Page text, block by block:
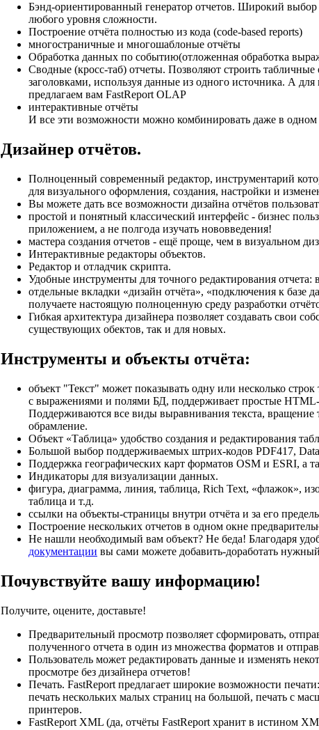
Бэнд-ориентированный генератор отчетов. Широкий выбор
любого уровня сложности.
Построение отчёта полностью из кода (code-based reports)
многостраничные и многошаблоные отчёты
Обработка данных по событию(отложенная обработка
Сводные (кросс-таб) отчеты. Позволяют строить
заголовками, используя данные из одного источника. А
предлагаем вам FastReport OLAP
интерактивные отчёты
И все эти возможности можно комбинировать даже в одном
Дизайнер отчётов.
Полноценный современный редактор, инструментарий
для визуального оформления, создания, настройки и
Вы можете дать все возможности дизайна отчётов
простой и понятный классический интерфейс - бизнес
приложением, а не полгода изучать нововведения!
мастера создания отчетов - ещё проще, чем в визуальном
Интерактивные редакторы объектов.
Редактор и отладчик скрипта.
Удобные инструменты для точного редактирования
отдельные вкладки «дизайн отчёта», «подключения к базе
получаете настоящую полноценную среду разработки
Гибкая архитектура дизайнера позволяет создавать свои
существующих обектов, так и для новых.
Инструменты и объекты отчёта:
объект "Текст" может показывать одну или несколько
с выражениями и полями БД, поддерживает простые HTML-
Поддерживаются все виды выравнивания текста, вращение
обрамление.
Объект «Таблица» удобство создания и редактирования
Большой выбор поддерживаемых штрих-кодов PDF417,
Поддержка географических карт форматов OSM и ESRI, а
Индикаторы для визуализации данных.
фигура, диаграмма, линия, таблица, Rich Text, «флажок»,
таблица и т.д.
ссылки на объекты-страницы внутри отчёта и за его
Построение нескольких отчетов в одном окне
Не нашли необходимый вам объект? Не беда! Благодаря
документации вы сами можете добавить-доработать
Почувствуйте вашу информацию!
Получите, оцените, доставьте!
Предварительный просмотр позволяет сформировать,
полученного отчета в один из множества форматов и
Пользователь может редактировать данные и изменять
просмотре без дизайнера отчетов!
Печать. FastReport предлагает широкие возможности
печать нескольких малых страниц на большой, печать с
принтеров.
FastReport XML (да, отчёты FastReport хранит в истином